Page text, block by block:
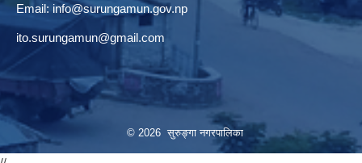
Email: info@surungamun.gov.np
ito.surungamun@gmail.com
© 2026 सुरुङ्‍गा नगरपालिका